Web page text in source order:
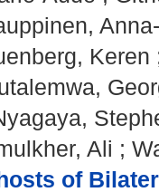
Keren
Ali ;
of